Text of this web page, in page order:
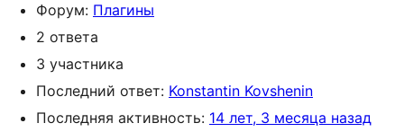
Форум: Плагины
2 ответа
3 участника
Последний ответ: Konstantin Kovshenin
Последняя активность: 14 лет, 3 месяца назад